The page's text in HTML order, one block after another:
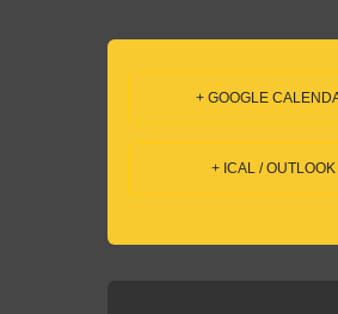
+ GOOGLE
+ ICAL / OUTLOOK